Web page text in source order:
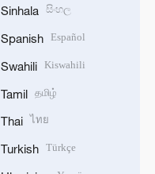
Sinhala සිංහල
Spanish Español
Swahili Kiswahili
Tamil தமிழ்
Thai ไทย
Turkish Türkçe